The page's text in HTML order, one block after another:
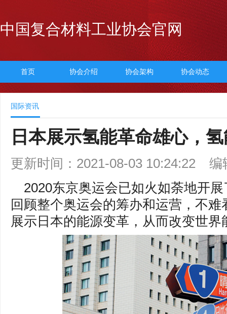
中国复合材料工业协会官网
首页 协会介绍 协会架构 协会动态
国际资讯
日本展示氢能革命雄心，
更新时间：2021-08-03 10:24:22
编
2020东京奥运会已如火如荼地开
回顾整个奥运会的筹办和运营，不
展示日本的能源变革，从而改变世